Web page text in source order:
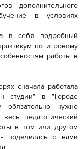
дополнительного
в условиях
в себя подробный
по игровому
работы в
сначала работала
студии" в "Городе
обязательно нужно
педагогический
в том или другом
- поделилась с нами